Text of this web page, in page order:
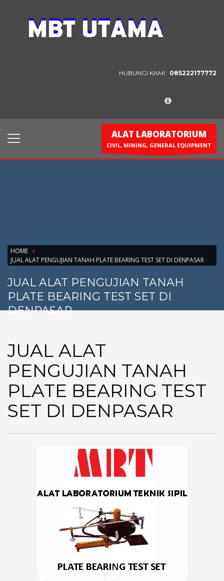
Contact Us
HUBUNGI KAMI : 085222177772
ALAT LABORATORIUM
CIVIL, MINING, GENERAL EQUIPMENT
HOME
JUAL ALAT PENGUJIAN TANAH PLATE BEARING TEST SET DI DENPASAR
JUAL ALAT PENGUJIAN TANAH
PLATE BEARING TEST SET DI
DENPASAR
JUAL ALAT
PENGUJIAN TANAH
PLATE BEARING TEST
SET DI DENPASAR